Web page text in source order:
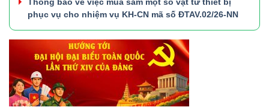
phục vụ cho nhiệm vụ KH-CN mã số ĐTAV.02/26-NN